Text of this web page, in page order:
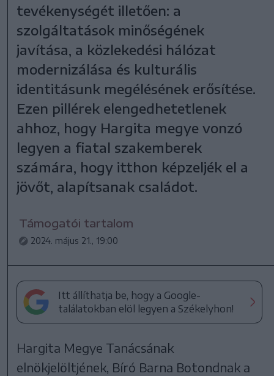
tevékenységét illetően: a
szolgáltatások minőségének
javítása, a közlekedési hálózat
modernizálása és kulturális
identitásunk megélésének erősítése.
Ezen pillérek elengedhetetlenek
ahhoz, hogy Hargita megye vonzó
legyen a fiatal szakemberek
számára, hogy itthon képzeljék el a
jövőt, alapítsanak családot.
Támogatói tartalom
2024. május 21., 19:00
Itt állíthatja be, hogy a Google-
találatokban elöl legyen a Székelyhon!
Hargita Megye Tanácsának
elnökjelöltjének, Bíró Barna Botondnak a